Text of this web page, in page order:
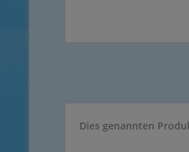
Dies genannten